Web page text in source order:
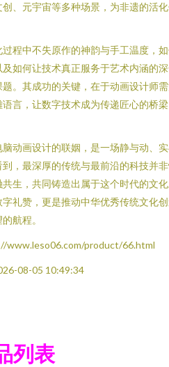
、元宇宙等多种场景，为非遗的活
程中不失原作的神韵与手工温度，
如何让技术真正服务于艺术内涵的
。其成功的关键，在于动画设计师
言，让数字技术成为传递匠心的桥
动画设计的联姻，是一场静与动、
，最深厚的传统与最前沿的科技并
生，共同铸造出属于这个时代的文
礼赞，更是推动中华优秀传统文化
航程。
www.leso06.com/product/66.html
08-05 10:49:34
列表